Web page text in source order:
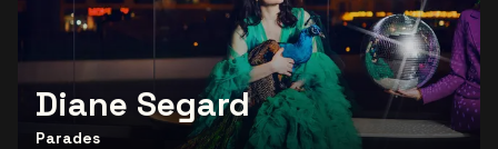
Diane Segard
Parades